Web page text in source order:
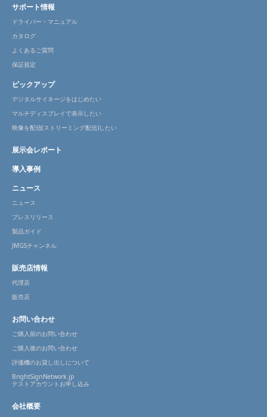
サポート情報
ドライバー・マニュアル
カタログ
よくあるご質問
保証規定
ピックアップ
デジタルサイネージをはじめたい
マルチディスプレイで表示したい
映像を配信(ストリーミング配信)したい
展示会レポート
導入事例
ニュース
ニュース
プレスリリース
製品ガイド
JMGSチャンネル
販売店情報
代理店
販売店
お問い合わせ
ご購入前のお問い合わせ
ご購入後のお問い合わせ
評価機のお貸し出しについて
BrightSignNetwork.jp
テストアカウントお申し込み
会社概要